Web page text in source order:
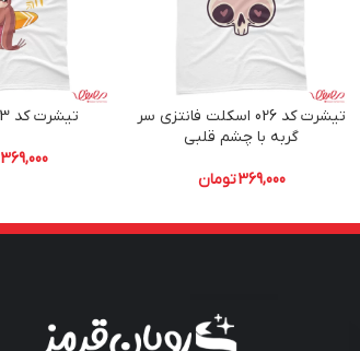
تیشرت کد 026 اسکلت فانتزی سر
گربه با چشم قلبی
369,000تومان
تیشرت کد 023 SLOTH
369,000